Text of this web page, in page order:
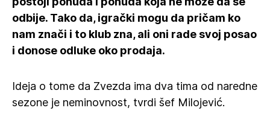
odbije. Tako da, igrački mogu da pričam ko
nam znači i to klub zna, ali oni rade svoj posao
i donose odluke oko prodaja.
Ideja o tome da Zvezda ima dva tima od naredne
sezone je neminovnost, tvrdi šef Milojević.